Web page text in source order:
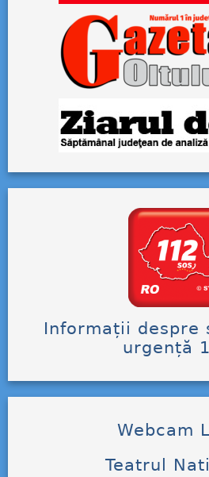
Informații despre
urgență
Webcam
Teatrul